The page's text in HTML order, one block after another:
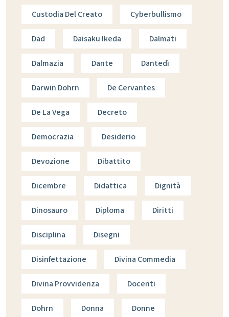
Custodia Del Creato Cyberbullismo
Dad Daisaku Ikeda Dalmati
Dalmazia Dante Dantedì
Darwin Dohrn De Cervantes
De La Vega Decreto
Democrazia Desiderio
Devozione Dibattito
Dicembre Didattica Dignità
Dinosauro Diploma Diritti
Disciplina Disegni
Disinfettazione Divina Commedia
Divina Provvidenza Docenti
Dohrn Donna Donne